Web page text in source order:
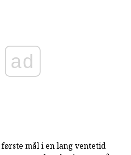
ad
mål i en lang ventetid